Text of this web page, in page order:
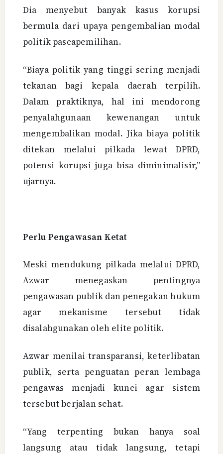
Dia menyebut banyak kasus korupsi
bermula dari upaya pengembalian modal
politik pascapemilihan.
“Biaya politik yang tinggi sering menjadi
tekanan bagi kepala daerah terpilih.
Dalam praktiknya, hal ini mendorong
penyalahgunaan kewenangan untuk
mengembalikan modal. Jika biaya politik
ditekan melalui pilkada lewat DPRD,
potensi korupsi juga bisa diminimalisir,”
ujarnya.
Perlu Pengawasan Ketat
Meski mendukung pilkada melalui DPRD,
Azwar menegaskan pentingnya
pengawasan publik dan penegakan hukum
agar mekanisme tersebut tidak
disalahgunakan oleh elite politik.
Azwar menilai transparansi, keterlibatan
publik, serta penguatan peran lembaga
pengawas menjadi kunci agar sistem
tersebut berjalan sehat.
“Yang terpenting bukan hanya soal
langsung atau tidak langsung, tetapi